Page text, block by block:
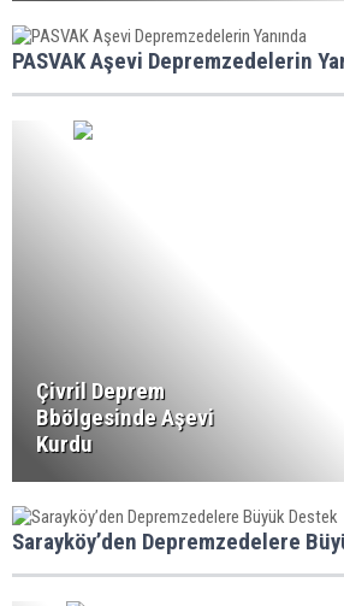
PASVAK Aşevi Depremzedelerin
Çivril Deprem
Bbölgesinde Aşevi
Kurdu
Sarayköy’den Depremzedelere